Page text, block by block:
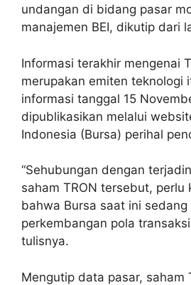
undangan di bidang pasar
manajemen BEI, dikutip dari
Informasi terakhir mengenai
merupakan emiten teknologi
informasi tanggal 15
dipublikasikan melalui
Indonesia (Bursa) perihal
“Sehubungan dengan
saham TRON tersebut, perlu
bahwa Bursa saat ini sedang
perkembangan pola
tulisnya.
Mengutip data pasar, saham